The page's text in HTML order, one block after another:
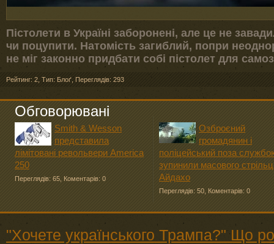
Пістолети в Україні заборонені, але це не
чи поцупити. Натомість загиблий, попри
не міг законно придбати собі пістолет для
Рейтинг: 2 Тип: Блоґ, Переглядів: 293
Обговорювані
Smith & Wesson
представила
лімітовані револьвери America
250
Переглядів: 65 Коментарів: 0
Озброєний
громадянин і
поліцейський поза
зупинили масового
Айдахо
Переглядів: 50 Коментарів: 0
"Хочете українського Трампа?" Що